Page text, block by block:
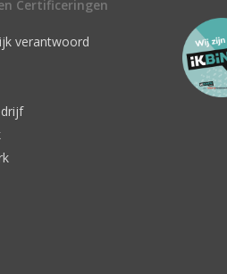
Certificeringen
verantwoord